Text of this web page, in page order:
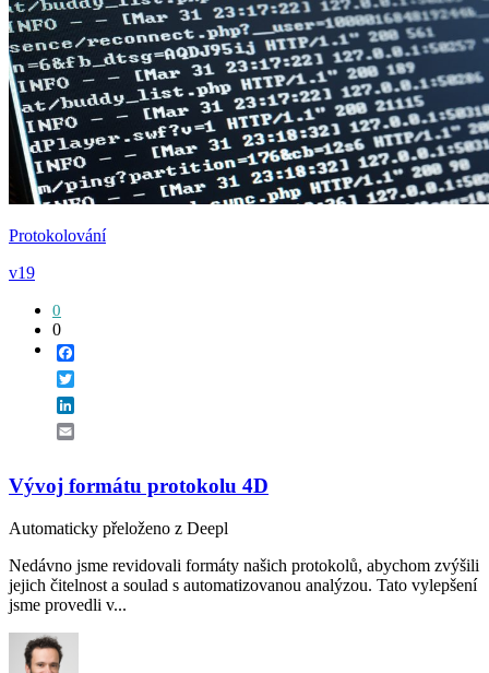
Protokolování
v19
0
0
Vývoj formátu protokolu 4D
Automaticky přeloženo z Deepl
Nedávno jsme revidovali formáty našich protokolů, abychom zvýšili
jejich čitelnost a soulad s automatizovanou analýzou. Tato vylepšení
jsme provedli v...